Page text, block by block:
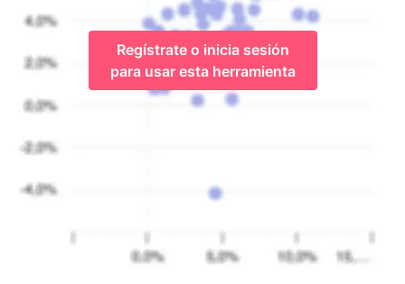
Regístrate o inicia sesión
para usar esta herramienta